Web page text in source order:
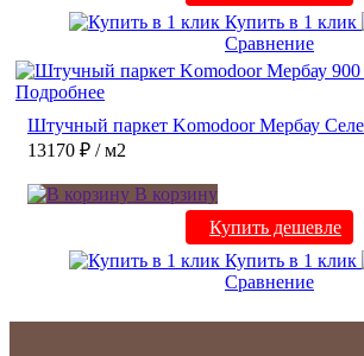
Купить в 1 клик
Сравнение
Подробнее
Штучный паркет Komodoor Мербау
13170 ₽ / м2
В корзину
Купить дешевле
Купить в 1 клик
Сравнение